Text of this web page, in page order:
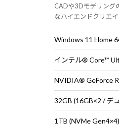
CADや3Dモデリング
なハイエンドクリエ
Windows 11 Home
32GB (16GB×2 / デ
1TB (NVMe Gen4×4)